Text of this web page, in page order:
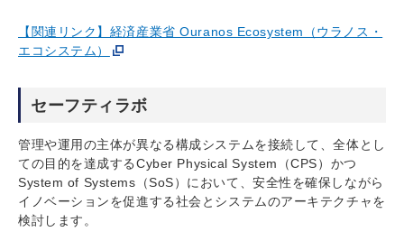
【関連リンク】経済産業省 Ouranos Ecosystem（ウラノス・
エコシステム）
セーフティラボ
管理や運用の主体が異なる構成システムを接続して、全体とし
ての目的を達成するCyber Physical System（CPS）かつ
System of Systems（SoS）において、安全性を確保しながら
イノベーションを促進する社会とシステムのアーキテクチャを
検討します。